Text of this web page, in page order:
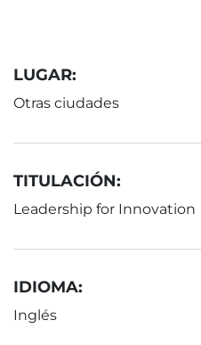
LUGAR:
Otras ciudades
TITULACIÓN:
Leadership for Innovation
IDIOMA:
Inglés